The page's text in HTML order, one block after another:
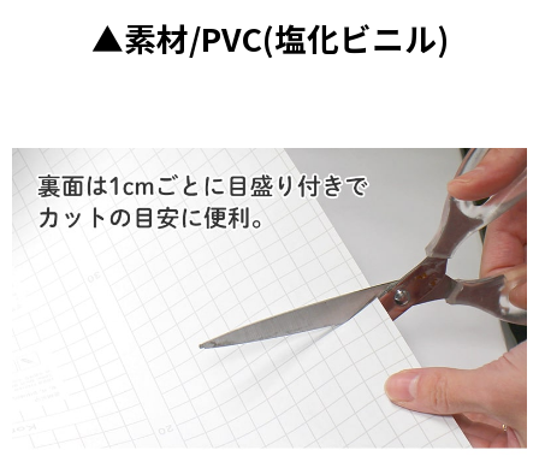
▲素材/PVC(塩化ビニル)
お買い物を続ける カートへ進む